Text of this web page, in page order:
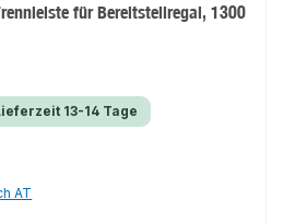
für Bereitstellregal, 1300
13-14 Tage
AT